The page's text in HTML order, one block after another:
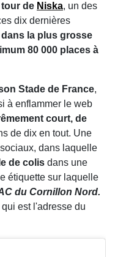
de Niska, un des
dix dernières
la plus grosse
80 000 places à
Stade de France,
à enflammer le web
court, de
de dix en tout. Une
dans laquelle
de colis dans une
étiquette sur laquelle
du Cornillon Nord.
qui est l'adresse du